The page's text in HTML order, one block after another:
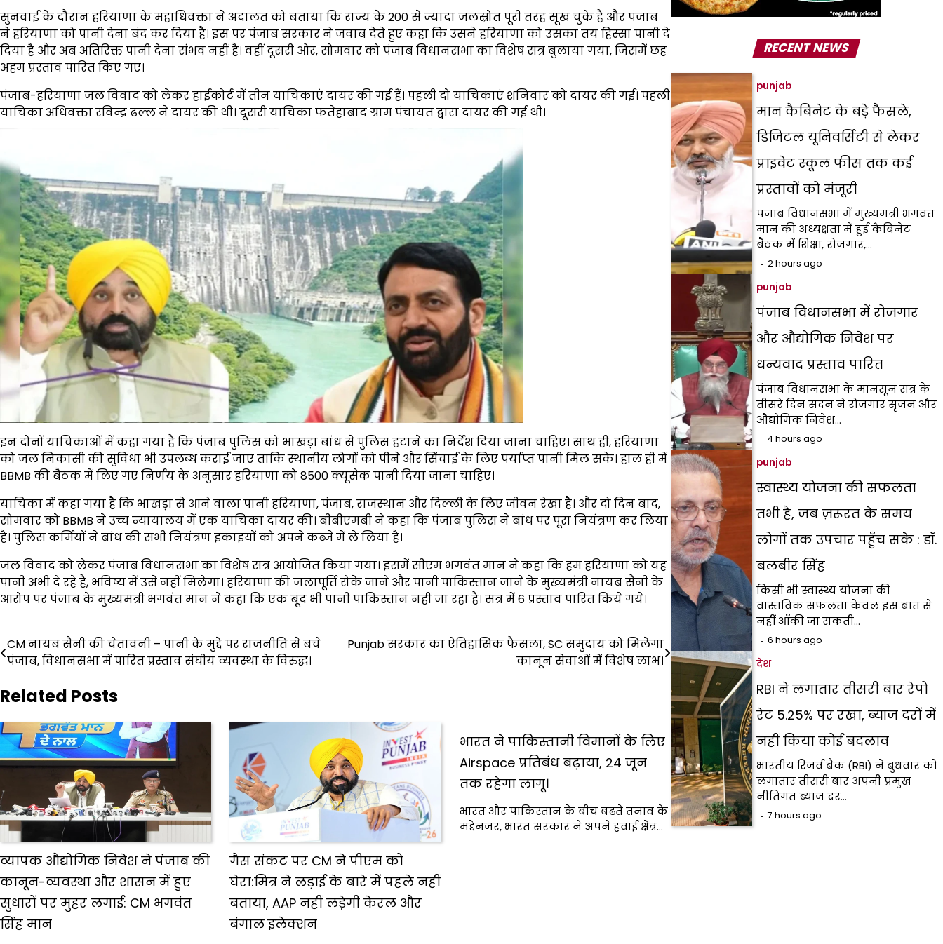
सुनवाई के दौरान हरियाणा के महाधिवक्ता ने अदालत को बताया कि राज्य के 200 से ज्यादा जलस्रोत पूरी तरह सूख चुके हैं और पंजाब
ने हरियाणा को पानी देना बंद कर दिया है। इस पर पंजाब सरकार ने जवाब देते हुए कहा कि उसने हरियाणा को उसका तय हिस्सा पानी दे
दिया है और अब अतिरिक्त पानी देना संभव नहीं है। वहीं दूसरी ओर, सोमवार को पंजाब विधानसभा का विशेष सत्र बुलाया गया, जिसमें छह
अहम प्रस्ताव पारित किए गए।
पंजाब-हरियाणा जल विवाद को लेकर हाईकोर्ट में तीन याचिकाएं दायर की गई हैं। पहली दो याचिकाएं शनिवार को दायर की गईं। पहली
याचिका अधिवक्ता रविन्द्र ढल्ल ने दायर की थी। दूसरी याचिका फतेहाबाद ग्राम पंचायत द्वारा दायर की गई थी।
इन दोनों याचिकाओं में कहा गया है कि पंजाब पुलिस को भाखड़ा बांध से पुलिस हटाने का निर्देश दिया जाना चाहिए। साथ ही, हरियाणा
को जल निकासी की सुविधा भी उपलब्ध कराई जाए ताकि स्थानीय लोगों को पीने और सिंचाई के लिए पर्याप्त पानी मिल सके। हाल ही में
BBMB की बैठक में लिए गए निर्णय के अनुसार हरियाणा को 8500 क्यूसेक पानी दिया जाना चाहिए।
याचिका में कहा गया है कि भाखड़ा से आने वाला पानी हरियाणा, पंजाब, राजस्थान और दिल्ली के लिए जीवन रेखा है। और दो दिन बाद,
सोमवार को BBMB ने उच्च न्यायालय में एक याचिका दायर की। बीबीएमबी ने कहा कि पंजाब पुलिस ने बांध पर पूरा नियंत्रण कर लिया
है। पुलिस कर्मियों ने बांध की सभी नियंत्रण इकाइयों को अपने कब्जे में ले लिया है।
जल विवाद को लेकर पंजाब विधानसभा का विशेष सत्र आयोजित किया गया। इसमें सीएम भगवंत मान ने कहा कि हम हरियाणा को यह
पानी अभी दे रहे हैं, भविष्य में उसे नहीं मिलेगा। हरियाणा की जलापूर्ति रोके जाने और पानी पाकिस्तान जाने के मुख्यमंत्री नायब सैनी के
आरोप पर पंजाब के मुख्यमंत्री भगवंत मान ने कहा कि एक बूंद भी पानी पाकिस्तान नहीं जा रहा है। सत्र में 6 प्रस्ताव पारित किये गये।
Post
navigation
CM नायब सैनी की चेतावनी – पानी के मुद्दे पर राजनीति से बचे
पंजाब, विधानसभा में पारित प्रस्ताव संघीय व्यवस्था के विरुद्ध।
Punjab सरकार का ऐतिहासिक फैसला, SC समुदाय को मिलेगा
कानून सेवाओं में विशेष लाभ।
Related Posts
व्यापक औद्योगिक निवेश ने पंजाब की
कानून-व्यवस्था और शासन में हुए
सुधारों पर मुहर लगाई: CM भगवंत
सिंह मान
गैस संकट पर CM ने पीएम को
घेरा:मित्र ने लड़ाई के बारे में पहले नहीं
बताया, AAP नहीं लडे़गी केरल और
बंगाल इलेक्शन
भारत ने पाकिस्तानी विमानों के लिए
Airspace प्रतिबंध बढ़ाया, 24 जून
तक रहेगा लागू।
भारत और पाकिस्तान के बीच बढ़ते तनाव के
मद्देनजर, भारत सरकार ने अपने हवाई क्षेत्र…
RECENT NEWS
punjab
मान कैबिनेट के बड़े फैसले,
डिजिटल यूनिवर्सिटी से लेकर
प्राइवेट स्कूल फीस तक कई
प्रस्तावों को मंजूरी
पंजाब विधानसभा में मुख्यमंत्री भगवंत
मान की अध्यक्षता में हुई कैबिनेट
बैठक में शिक्षा, रोजगार,…
2 hours ago
punjab
पंजाब विधानसभा में रोजगार
और औद्योगिक निवेश पर
धन्यवाद प्रस्ताव पारित
पंजाब विधानसभा के मानसून सत्र के
तीसरे दिन सदन ने रोजगार सृजन और
औद्योगिक निवेश…
4 hours ago
punjab
स्वास्थ्य योजना की सफलता
तभी है, जब ज़रूरत के समय
लोगों तक उपचार पहुँच सके : डॉ.
बलबीर सिंह
किसी भी स्वास्थ्य योजना की
वास्तविक सफलता केवल इस बात से
नहीं आँकी जा सकती…
6 hours ago
देश
RBI ने लगातार तीसरी बार रेपो
रेट 5.25% पर रखा, ब्याज दरों में
नहीं किया कोई बदलाव
भारतीय रिजर्व बैंक (RBI) ने बुधवार को
लगातार तीसरी बार अपनी प्रमुख
नीतिगत ब्याज दर…
7 hours ago